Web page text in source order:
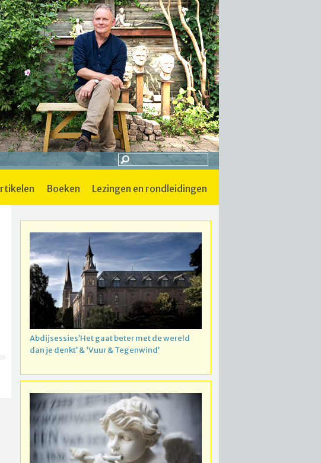
artikelen boeken lezingen en rondleidingen
Abdijsessies’Het gaat beter met de wereld
dan je denkt’ & ‘Vuur & Tegenwind’